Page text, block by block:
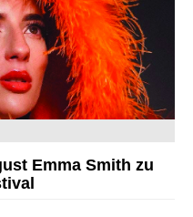
beim Garda Jazz
Emma Smith zu